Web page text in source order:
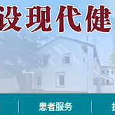
患者服务